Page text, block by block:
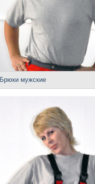
Брюки мужские